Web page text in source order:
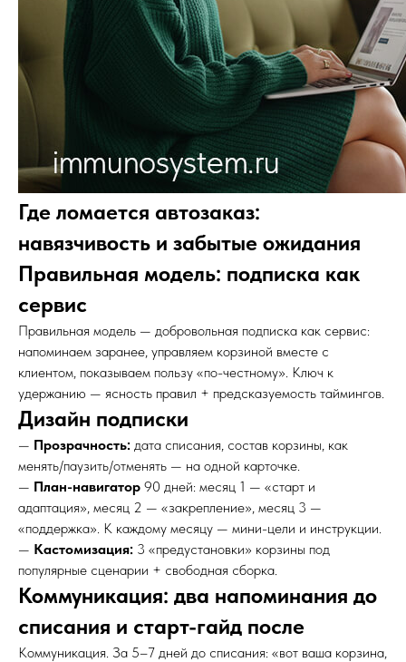
Где ломается автозаказ:
навязчивость и забытые ожидания
Правильная модель: подписка как
сервис
Правильная модель — добровольная подписка как сервис:
напоминаем заранее, управляем корзиной вместе с
клиентом, показываем пользу «по-честному». Ключ к
удержанию — ясность правил + предсказуемость таймингов.
Дизайн подписки
— Прозрачность: дата списания, состав корзины, как
менять/паузить/отменять — на одной карточке.
— План-навигатор 90 дней: месяц 1 — «старт и
адаптация», месяц 2 — «закрепление», месяц 3 —
«поддержка». К каждому месяцу — мини-цели и инструкции.
— Кастомизация: 3 «предустановки» корзины под
популярные сценарии + свободная сборка.
Коммуникация: два напоминания до
списания и старт-гайд после
Коммуникация. За 5–7 дней до списания: «вот ваша корзина,